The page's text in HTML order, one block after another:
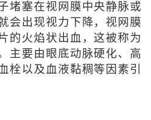
堵塞在视网膜中央静脉或
会出现视力下降，视网膜
的火焰状出血，这被称为
主要由眼底动脉硬化、高
栓以及血液黏稠等因素引